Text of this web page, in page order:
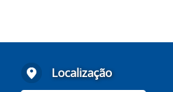
Localização